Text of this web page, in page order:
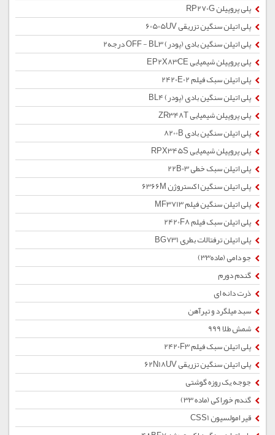
پلی پروپیلن RP270G
پلی اتیلن سنگین تزریقی 60505UV
پلی اتیلن سنگین بادی (پودر) OFF - BL3 درجه2
پلی پروپیلن شیمیایی EP2X83CE
پلی اتیلن سبک فیلم 2420E02
پلی اتیلن سنگین بادی (پودر) BL4
پلی پروپیلن شیمیایی ZR348T
پلی اتیلن سنگین بادی 8200B
پلی پروپیلن شیمیایی RPX345S
پلی اتیلن سبک خطی 22B03
پلی اتیلن سنگین اکستروژن 6366M
پلی اتیلن سنگین فیلم MF3713
پلی اتیلن سبک فیلم 2420F8
پلی اتیلن ترفتالات بطری BG731
جو دامی (ماده33)
گندم دورم
ذرت دانه ای
سبد میلگرد و تیرآهن
شمش طلا 999
پلی اتیلن سبک فیلم 2420F3
پلی اتیلن سنگین تزریقی 62N18UV
جوجه یک روزه گوشتی
گندم خوراکی (ماده 33)
قیر امولسیون CSS1